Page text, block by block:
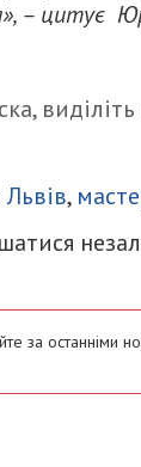
– цитує
виділіть
Львів,
за останніми